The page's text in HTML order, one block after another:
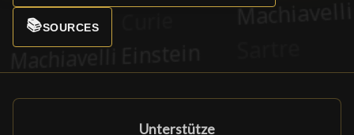
📚SOURCES
Unterstütze